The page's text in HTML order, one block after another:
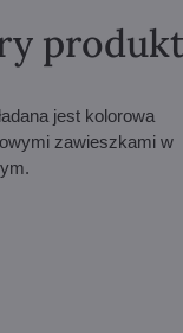
jest kolorowa
zawieszkami w